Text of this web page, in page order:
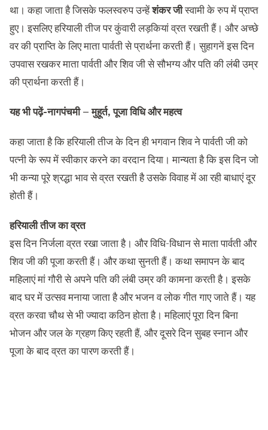
था। कहा जाता है जिसके फलस्वरुप उन्हेंशंकर जीस्वामी के रुप में प्राप्त
हुए। इसलिए हरियाली तीज पर कुंवारी लड़कियां व्रत रखती हैं। और अच्छे
वर की प्राप्ति के लिए माता पार्वती से प्रार्थना करती हैं। सुहागनें इस दिन
उपवास रखकर माता पार्वती और शिव जी से सौभग्य और पति की लंबी उम्र
की प्रार्थना करती हैं।
यह भी पढ़ें-नागपंचमी – मुहूर्त, पूजा विधि और महत्व
कहा जाता है कि हरियाली तीज के दिन ही भगवान शिव ने पार्वती जी को
पत्नी के रूप में स्वीकार करने का वरदान दिया। मान्यता है कि इस दिन जो
भी कन्या पूरे श्रद्धा भाव से व्रत रखती है उसके विवाह में आ रही बाधाएं दूर
होती हैं।
हरियाली तीज का व्रत
इस दिन निर्जला व्रत रखा जाता है। और विधि-विधान से माता पार्वती और
शिव जी की पूजा करती हैं। और कथा सुनती हैं। कथा समापन के बाद
महिलाएं मां गौरी से अपने पति की लंबी उम्र की कामना करती है। इसके
बाद घर में उत्सव मनाया जाता है और भजन व लोक गीत गाए जाते हैं। यह
व्रत करवा चौथ से भी ज्यादा कठिन होता है। महिलाएं पूरा दिन बिना
भोजन और जल के ग्रहण किए रहती हैं, और दूसरे दिन सुबह स्नान और
पूजा के बाद व्रत का पारण करती हैं।